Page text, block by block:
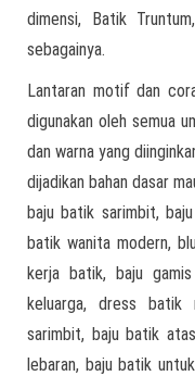
dimensi, Batik
sebagainya.
Lantaran motif dan
digunakan oleh semua
dan warna yang
dijadikan bahan dasar
baju batik sarimbit,
batik wanita modern,
kerja batik, baju
keluarga, dress batik
sarimbit, baju batik
lebaran, baju batik